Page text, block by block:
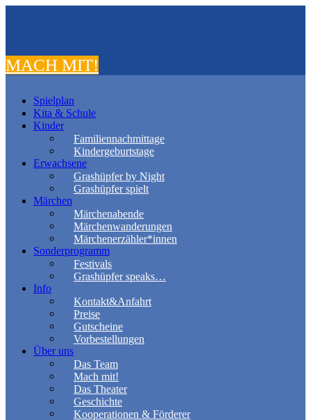
MACH MIT!
Spielplan
Kita & Schule
Kinder
Familiennachmittage
Kindergeburtstage
Erwachsene
Grashüpfer by Night
Grashüpfer spielt
Märchen
Märchenabende
Märchenwanderungen
Märchenerzähler*innen
Sonderprogramm
Festivals
Grashüpfer speaks…
Info
Kontakt&Anfahrt
Preise
Gutscheine
Vorbestellungen
Über uns
Das Team
Mach mit!
Das Theater
Geschichte
Kooperationen & Förderer